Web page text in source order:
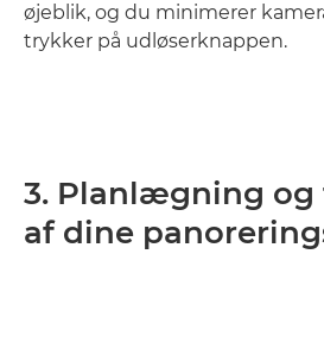
øjeblik, og du minimerer
trykker på udløserknappen.
3. Planlægning og
af dine